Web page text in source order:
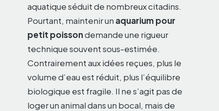
aquatique séduit de nombreux citadins.
Pourtant, maintenir un aquarium pour
petit poissondemande une rigueur
technique souvent sous-estimée.
Contrairement aux idées reçues, plus le
volume d’eau est réduit, plus l’équilibre
biologique est fragile. Il ne s’agit pas de
loger un animal dans un bocal, mais de